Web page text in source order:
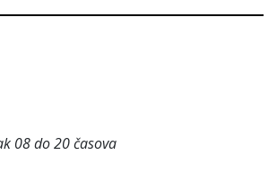
08 do 20 časova